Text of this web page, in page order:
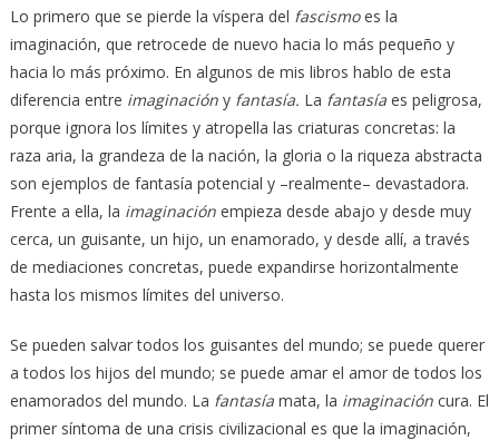
Lo primero que se pierde la víspera del fascismoes la
imaginación, que retrocede de nuevo hacia lo más pequeño y
hacia lo más próximo. En algunos de mis libros hablo de esta
diferencia entre imaginacióny fantasía. La fantasíaes peligrosa,
porque ignora los límites y atropella las criaturas concretas: la
raza aria, la grandeza de la nación, la gloria o la riqueza abstracta
son ejemplos de fantasía potencial y –realmente– devastadora.
Frente a ella, la imaginación empieza desde abajo y desde muy
cerca, un guisante, un hijo, un enamorado, y desde allí, a través
de mediaciones concretas, puede expandirse horizontalmente
hasta los mismos límites del universo.
Se pueden salvar todos los guisantes del mundo; se puede querer
a todos los hijos del mundo; se puede amar el amor de todos los
enamorados del mundo. La fantasíamata, la imaginacióncura. El
primer síntoma de una crisis civilizacional es que la imaginación,